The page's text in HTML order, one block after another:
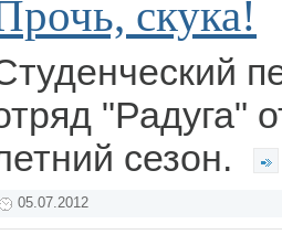
скука!
"Радуга"
сезон.
05.07.2012